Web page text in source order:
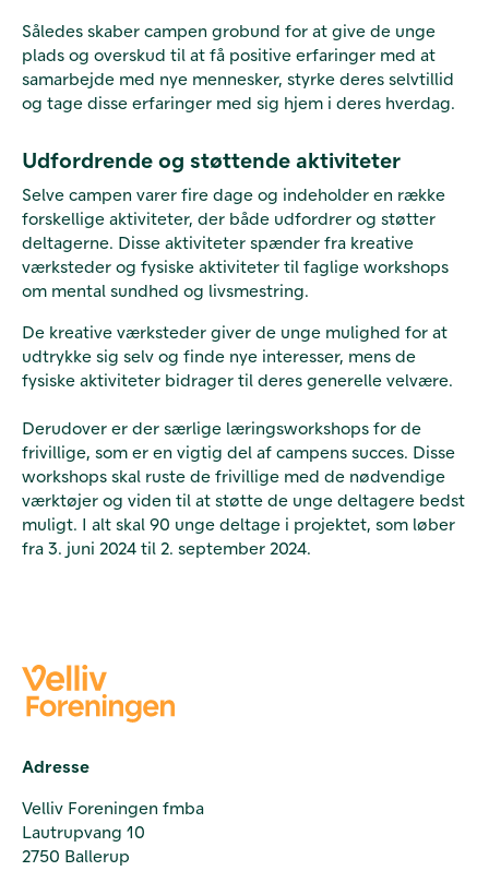
Således skaber campen grobund for at give de unge
plads og overskud til at få positive erfaringer med at
samarbejde med nye mennesker, styrke deres selvtillid
og tage disse erfaringer med sig hjem i deres hverdag.
Udfordrende og støttende aktiviteter
Selve campen varer fire dage og indeholder en række
forskellige aktiviteter, der både udfordrer og støtter
deltagerne. Disse aktiviteter spænder fra kreative
værksteder og fysiske aktiviteter til faglige workshops
om mental sundhed og livsmestring.
De kreative værksteder giver de unge mulighed for at
udtrykke sig selv og finde nye interesser, mens de
fysiske aktiviteter bidrager til deres generelle velvære.
Derudover er der særlige læringsworkshops for de
frivillige, som er en vigtig del af campens succes. Disse
workshops skal ruste de frivillige med de nødvendige
værktøjer og viden til at støtte de unge deltagere bedst
muligt. I alt skal 90 unge deltage i projektet, som løber
fra 3. juni 2024 til 2. september 2024.
Adresse
Velliv Foreningen fmba
Lautrupvang 10
2750 Ballerup